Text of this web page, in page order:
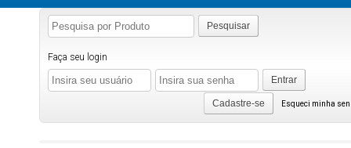
Pesquisar
Faça seu login
Entrar
Esqueci minha
Cadastre-se